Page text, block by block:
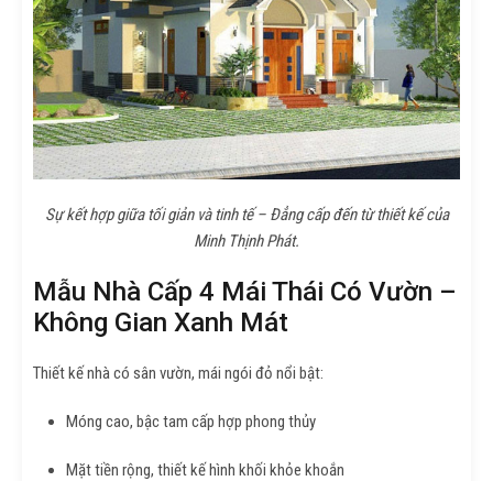
Sự kết hợp giữa tối giản và tinh tế – Đẳng cấp đến từ thiết kế của
Minh Thịnh Phát.
Mẫu Nhà Cấp 4 Mái Thái Có Vườn –
Không Gian Xanh Mát
Thiết kế nhà có sân vườn, mái ngói đỏ nổi bật:
Móng cao, bậc tam cấp hợp phong thủy
Mặt tiền rộng, thiết kế hình khối khỏe khoắn